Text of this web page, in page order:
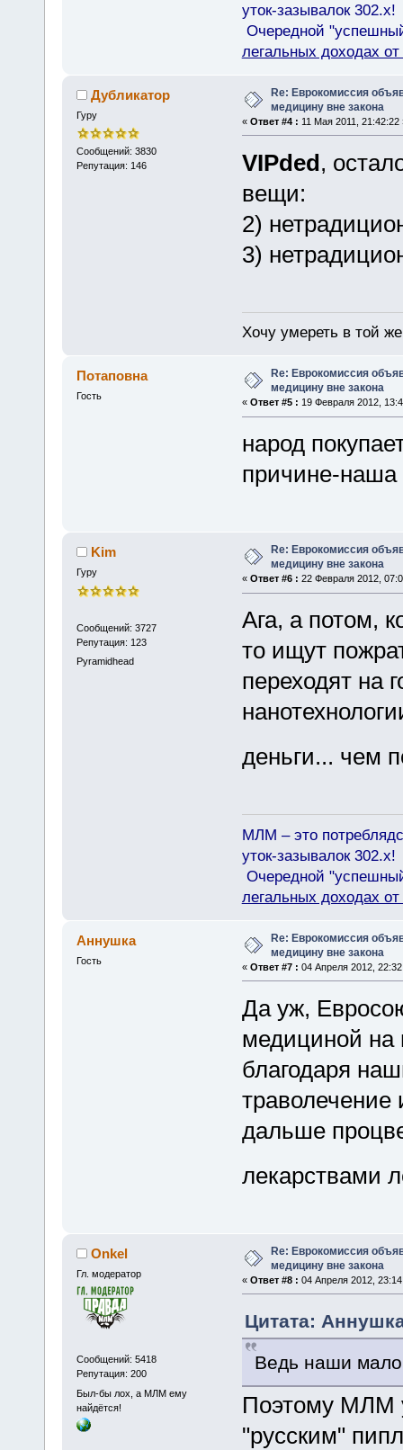
уток-зазывалок 302.x!
Очередной
легальных доходах
Дубликатор
Гуру
Сообщений: 3830
Репутация: 146
Re: Еврокомиссия
медицину вне закона
« Ответ #4 : 11 Мая 2011, 21:42:22
VIPded,
вещи:
2)
3)
Хочу умереть в той
Потаповна
Гость
Re: Еврокомиссия
медицину вне закона
« Ответ #5 : 19 Февраля 2012,
народ
причине-наша
Kim
Гуру
Сообщений: 3727
Репутация: 123
Pyramidhead
Re: Еврокомиссия
медицину вне закона
« Ответ #6 : 22 Февраля 2012,
Ага, а потом,
то ищут
переходят на
деньги... чем
МЛМ – это
уток-зазывалок 302.x!
Очередной
легальных доходах
Аннушка
Гость
Re: Еврокомиссия
медицину вне закона
« Ответ #7 : 04 Апреля 2012,
Да уж,
медициной на
благодаря
траволечение
дальше
лекарствами
Onkel
Гл. модератор
Сообщений: 5418
Репутация: 200
Был-бы лох, а МЛМ ему
найдётся!
Re: Еврокомиссия
медицину вне закона
« Ответ #8 : 04 Апреля 2012,
Цитата:
Ведь наши мало
Поэтому МЛМ
"русским"